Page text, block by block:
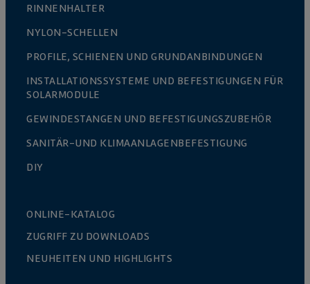
RINNENHALTER
NYLON-SCHELLEN
PROFILE, SCHIENEN UND GRUNDANBINDUNGEN
INSTALLATIONSSYSTEME UND BEFESTIGUNGEN FÜR
SOLARMODULE
GEWINDESTANGEN UND BEFESTIGUNGSZUBEHÖR
SANITÄR-UND KLIMAANLAGENBEFESTIGUNG
DIY
ONLINE-KATALOG
ZUGRIFF ZU DOWNLOADS
NEUHEITEN UND HIGHLIGHTS